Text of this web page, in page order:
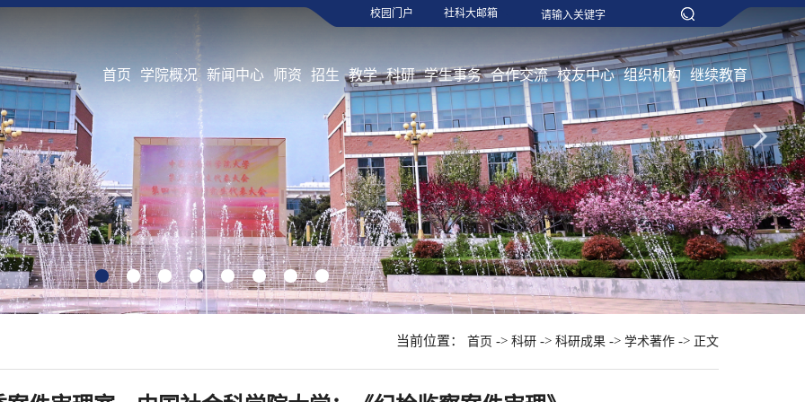
校园门户 社科大邮箱
首页 学院概况 新闻中心 师资 招生 教学 科研 学生事务 合作交流 校友中心 组织机构 继续教育
1 2 3 4 5 6 7 8
当前位置： 首页 -> 科研 -> 科研成果 -> 学术著作 -> 正文